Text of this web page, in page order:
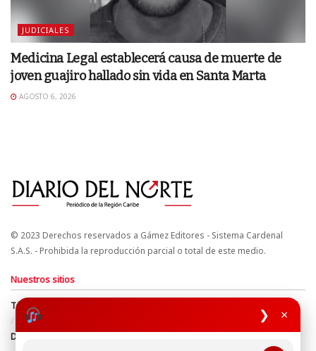
❯ ×
JUDICIALES
Medicina Legal establecerá causa de muerte de
joven guajiro hallado sin vida en Santa Marta
AGOSTO 6, 2026
© 2023 Derechos reservados a Gámez Editores - Sistema Cardenal
S.A.S. - Prohibida la reproducción parcial o total de este medio.
Nuestros sitios
Términos y Condiciones
Derechos de Autor y Propiedad Intelectual
Política de uso de cookies
Política de Tratamiento de Datos
Directrices Editoriales